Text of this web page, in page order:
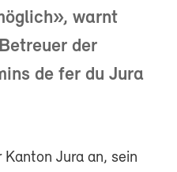
warnt
der
de fer du Jura
Kanton Jura an, sein